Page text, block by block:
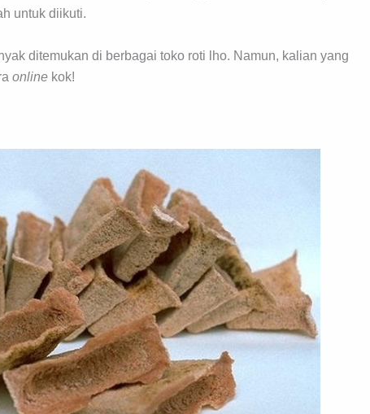
untuk diikuti.
ditemukan di berbagai toko roti lho. Namun, kalian yang
online kok!